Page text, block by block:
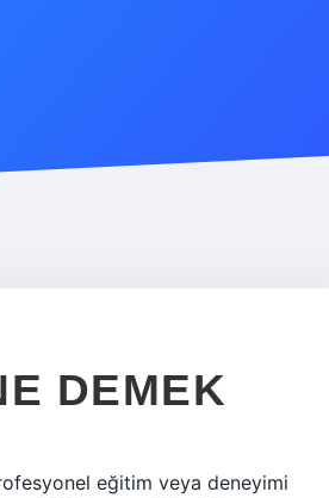
DEMEK
eğitim veya deneyimi